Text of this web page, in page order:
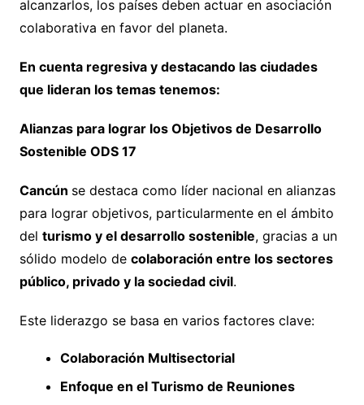
alcanzarlos, los países deben actuar en asociación
colaborativa en favor del planeta.
En cuenta regresiva y destacando las ciudades
que lideran los temas tenemos:
Alianzas para lograr los Objetivos de Desarrollo
Sostenible ODS 17
Cancún se destaca como líder nacional en alianzas
para lograr objetivos, particularmente en el ámbito
del turismo y el desarrollo sostenible, gracias a un
sólido modelo de colaboración entre los sectores
público, privado y la sociedad civil.
Este liderazgo se basa en varios factores clave:
Colaboración Multisectorial
Enfoque en el Turismo de Reuniones